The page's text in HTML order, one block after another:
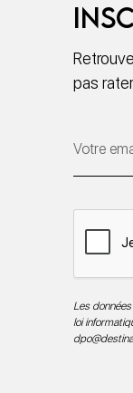
pas
Les
loi